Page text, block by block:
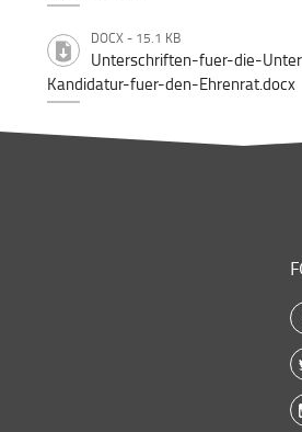
DOCX - 15.1 KB
Unterschriften-fuer-die-
Kandidatur-fuer-den-Ehrenrat.docx